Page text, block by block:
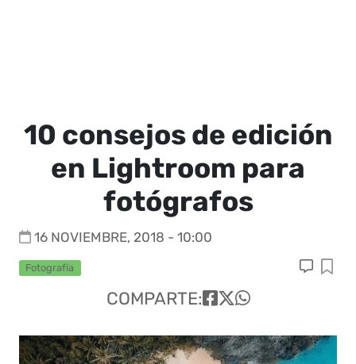
10 consejos de edición
en Lightroom para
fotógrafos
16 NOVIEMBRE, 2018 - 10:00
Fotografía
COMPARTE: